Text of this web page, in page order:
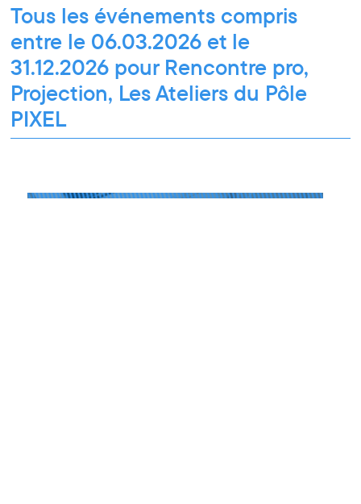
Tous les événements compris
entre le 06.03.2026 et le
31.12.2026 pour Rencontre pro,
Projection, Les Ateliers du Pôle
PIXEL